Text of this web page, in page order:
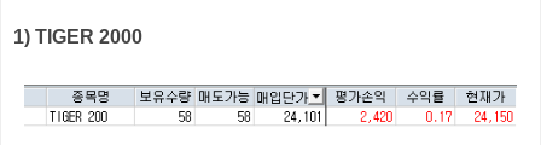
1) TIGER 2000